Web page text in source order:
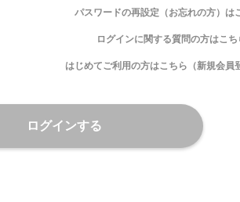
パスワードの再設定（お忘れの方）は
ログインに関する質問の方はこち
はじめてご利用の方はこちら（新規会員
ログインする